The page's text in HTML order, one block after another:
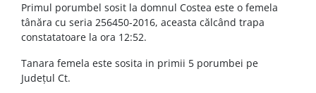
Primul porumbel sosit la domnul Costea este o femela
tânăra cu seria 256450-2016, aceasta călcând trapa
constatatoare la ora 12:52.
Tanara femela este sosita in primii 5 porumbei pe
Județul Ct.